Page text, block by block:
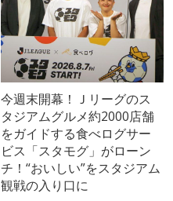
今週末開幕！Ｊリーグのス
タジアムグルメ約2000店舗
をガイドする食べログサー
ビス「スタモグ」がローン
チ！“おいしい”をスタジアム
観戦の入り口に